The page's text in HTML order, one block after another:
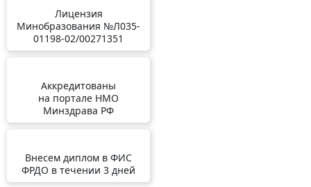
Лицензия
Минобразования №Л035-
01198-02/00271351
Аккредитованы
на портале НМО
Минздрава РФ
Внесем диплом в ФИС
ФРДО в течении 3 дней